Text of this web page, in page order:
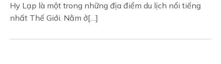
Hy Lạp là một trong những địa điểm du lịch nổi tiếng
nhất Thế Giới. Nằm ở[…]